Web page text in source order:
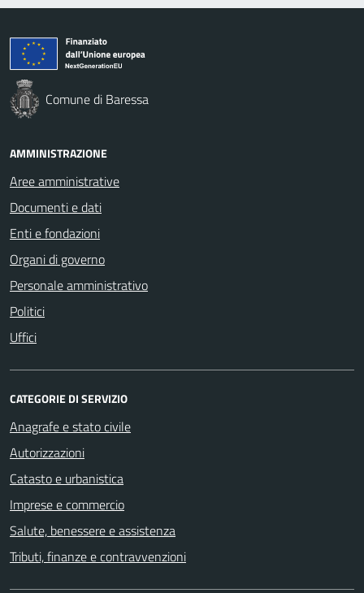
Comune di Baressa
AMMINISTRAZIONE
Aree amministrative
Documenti e dati
Enti e fondazioni
Organi di governo
Personale amministrativo
Politici
Uffici
CATEGORIE DI SERVIZIO
Anagrafe e stato civile
Autorizzazioni
Catasto e urbanistica
Imprese e commercio
Salute, benessere e assistenza
Tributi, finanze e contravvenzioni